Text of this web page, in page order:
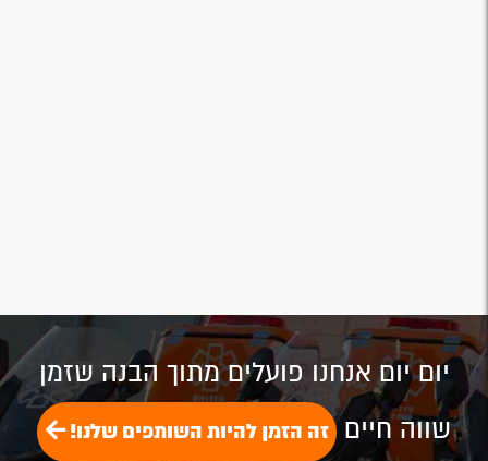
יום יום אנחנו פועלים מתוך הבנה שזמן
שווה חיים זה הזמן להיות השותפים שלנו!